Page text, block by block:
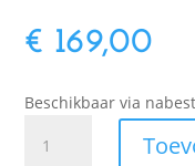
€ 169,00
Beschikbaar via
Harvey